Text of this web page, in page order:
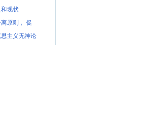
现状
原则， 促
主义无神论